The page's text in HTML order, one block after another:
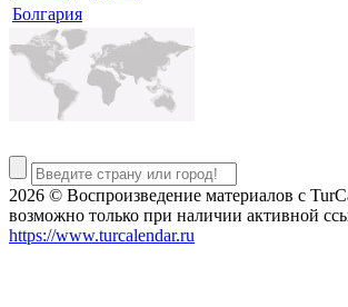
Болгария
2026 © Воспроизведение материалов c
возможно только при наличии активной
https://www.turcalendar.ru